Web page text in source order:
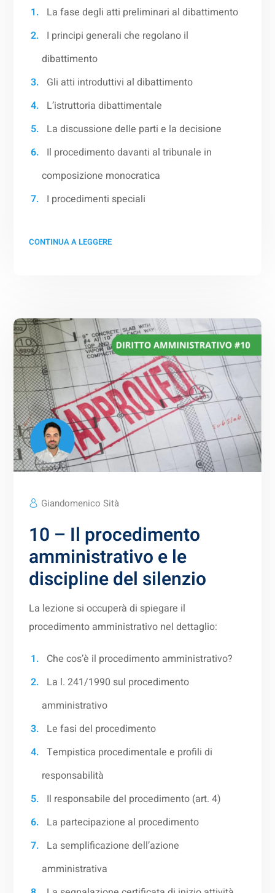
La fase degli atti preliminari al dibattimento
I principi generali che regolano il
dibattimento
Gli atti introduttivi al dibattimento
L’istruttoria dibattimentale
La discussione delle parti e la decisione
Il procedimento davanti al tribunale in
composizione monocratica
I procedimenti speciali
CONTINUA A LEGGERE
Giandomenico Sità
10 – Il procedimento
amministrativo e le
discipline del silenzio
La lezione si occuperà di spiegare il
procedimento amministrativo nel dettaglio:
Che cos’è il procedimento amministrativo?
La l. 241/1990 sul procedimento
amministrativo
Le fasi del procedimento
Tempistica procedimentale e profili di
responsabilità
Il responsabile del procedimento (art. 4)
La partecipazione al procedimento
La semplificazione dell’azione
amministrativa